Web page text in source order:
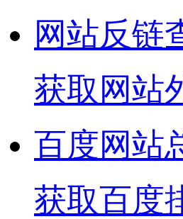
网站反链
获取网站
百度网站
获取百度